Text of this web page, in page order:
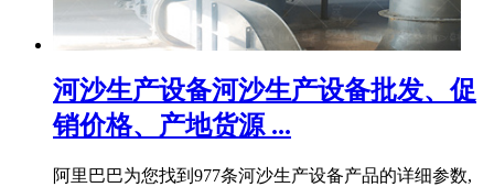
河沙生产设备河沙生产设备批发、促
销价格、产地货源 ...
阿里巴巴为您找到977条河沙生产设备产品的详细参数,